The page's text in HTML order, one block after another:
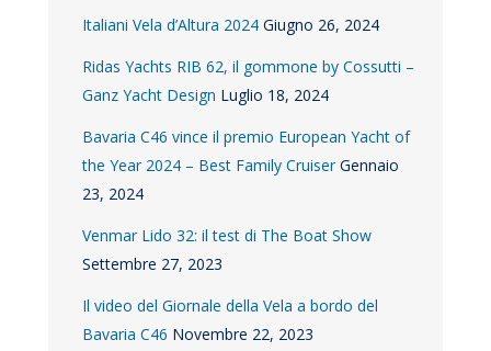
Italiani Vela d’Altura 2024 Giugno 26, 2024
Ridas Yachts RIB 62, il gommone by Cossutti –
Ganz Yacht Design Luglio 18, 2024
Bavaria C46 vince il premio European Yacht of
the Year 2024 – Best Family Cruiser Gennaio
23, 2024
Venmar Lido 32: il test di The Boat Show
Settembre 27, 2023
Il video del Giornale della Vela a bordo del
Bavaria C46 Novembre 22, 2023